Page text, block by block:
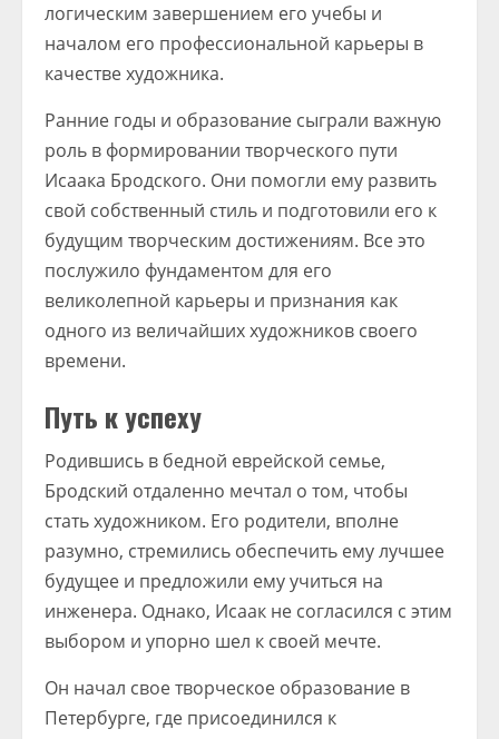
логическим завершением его учебы и
началом его профессиональной карьеры в
качестве художника.
Ранние годы и образование сыграли важную
роль в формировании творческого пути
Исаака Бродского. Они помогли ему развить
свой собственный стиль и подготовили его к
будущим творческим достижениям. Все это
послужило фундаментом для его
великолепной карьеры и признания как
одного из величайших художников своего
времени.
Путь к успеху
Родившись в бедной еврейской семье,
Бродский отдаленно мечтал о том, чтобы
стать художником. Его родители, вполне
разумно, стремились обеспечить ему лучшее
будущее и предложили ему учиться на
инженера. Однако, Исаак не согласился с этим
выбором и упорно шел к своей мечте.
Он начал свое творческое образование в
Петербурге, где присоединился к